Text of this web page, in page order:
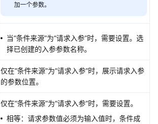
加一个参数。
当“条件来源”为“请求入参”时，需要设置。选
择已创建的入参参数名称。
仅在“条件来源”为“请求入参”时，展示请求入参
的参数位置。
仅在“条件来源”为“请求入参”时，需要设置。
相等：请求参数值必须为输入值时，条件成